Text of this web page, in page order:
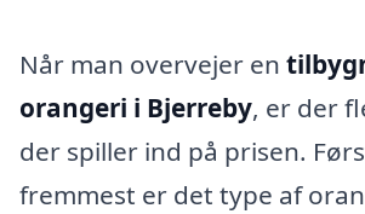
Når man overvejer en
orangeri i Bjerreby, er der
der spiller ind på prisen.
fremmest er det type af